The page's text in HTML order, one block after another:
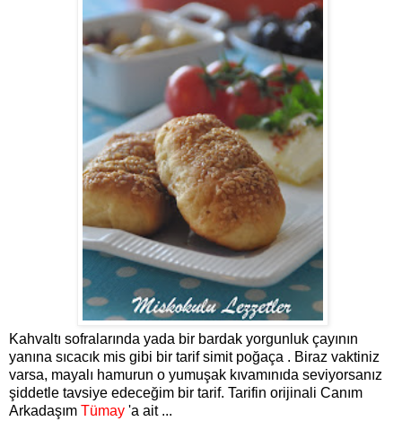
Kahvaltı sofralarında yada bir bardak yorgunluk çayının
yanına sıcacık mis gibi bir tarif simit poğaça . Biraz vaktiniz
varsa, mayalı hamurun o yumuşak kıvamınıda seviyorsanız
şiddetle tavsiye edeceğim bir tarif. Tarifin orijinali Canım
Arkadaşım Tümay 'a ait ...